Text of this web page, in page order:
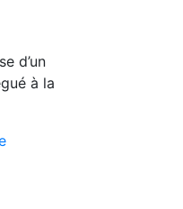
d’un
à la